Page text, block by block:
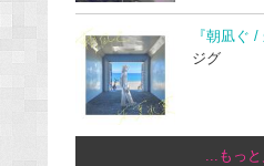
『朝凪ぐ /
ジグ
...もっと